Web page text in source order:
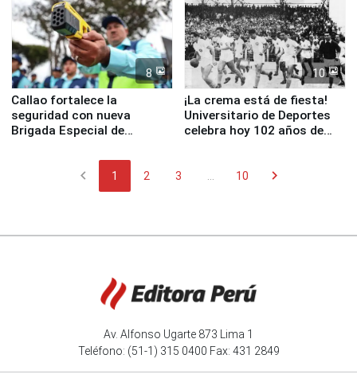
8
Callao fortalece la
seguridad con nueva
Brigada Especial de
equipamiento para
10
¡La crema está de fiesta!
Universitario de Deportes
celebra hoy 102 años de
chevron_left 1 2 3 10 chevron_right
Av. Alfonso Ugarte 873 Lima 1
Teléfono: (51-1) 315 0400 Fax: 431 2849